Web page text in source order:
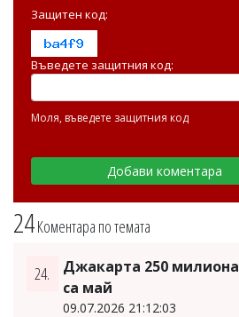
24Коментара по темата
24.
Джакарта 250 милиона
са май
09.07.2026 21:12:03
Защитен код:
Въведете защитния код:
Моля, въведете защитния код